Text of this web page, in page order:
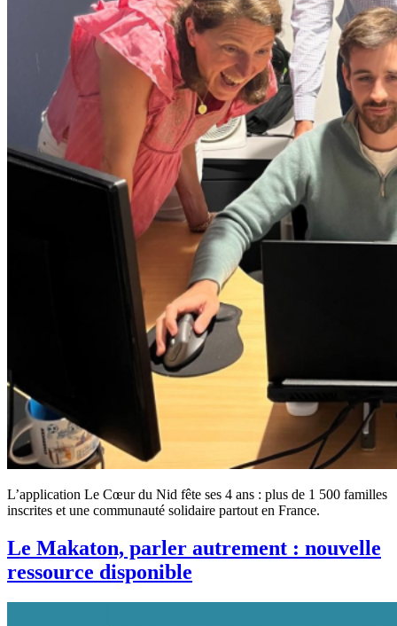
L’application Le Cœur du Nid fête ses 4 ans : plus de 1 500 familles
inscrites et une communauté solidaire partout en France.
Le Makaton, parler autrement : nouvelle
ressource disponible